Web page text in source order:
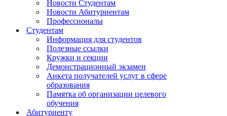
Новости Студентам
Новости Абитуриентам
Профессионалы
Студентам
Информация для студентов
Полезные ссылки
Кружки и секции
Демонстрационный экзамен
Анкета получателей услуг в сфере
образования
Памятка об организации целевого
обучения
Абитуриенту